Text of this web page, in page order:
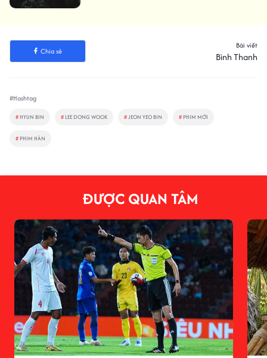
Chia sẻ
Bài viết
Bình Thanh
#Hashtag
# HYUN BIN # LEE DONG WOOK #JEON YEO BIN # PHIM MỚI
# PHIM HÀN
ĐƯỢC QUAN TÂM